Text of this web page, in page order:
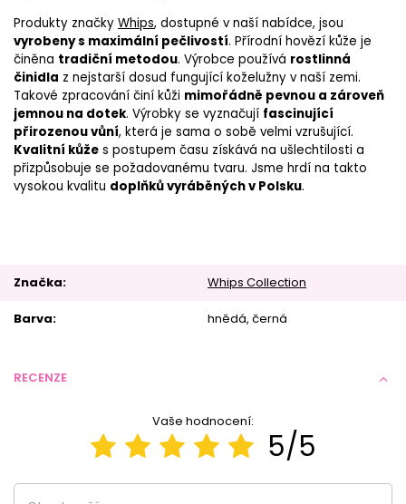
Produkty značky Whips, dostupné v naší nabídce, jsou
vyrobeny s maximální pečlivostí. Přírodní hovězí kůže je
činěna tradiční metodou. Výrobce používá rostlinná
činidla z nejstarší dosud fungující koželužny v naší zemi.
Takové zpracování činí kůži mimořádně pevnou a zároveň
jemnou na dotek. Výrobky se vyznačují fascinující
přirozenou vůní, která je sama o sobě velmi vzrušující.
Kvalitní kůže s postupem času získává na ušlechtilosti a
přizpůsobuje se požadovanému tvaru. Jsme hrdí na takto
vysokou kvalitu doplňků vyráběných v Polsku.
Značka Whips Collection
Barva hnědá černá
RECENZE
Vaše hodnocení:
5/5